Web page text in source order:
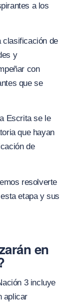
a los
clasificación de
y
con
que se
Escrita se le
que hayan
de
resolverte
etapa y sus
en
3 incluye
aplicar